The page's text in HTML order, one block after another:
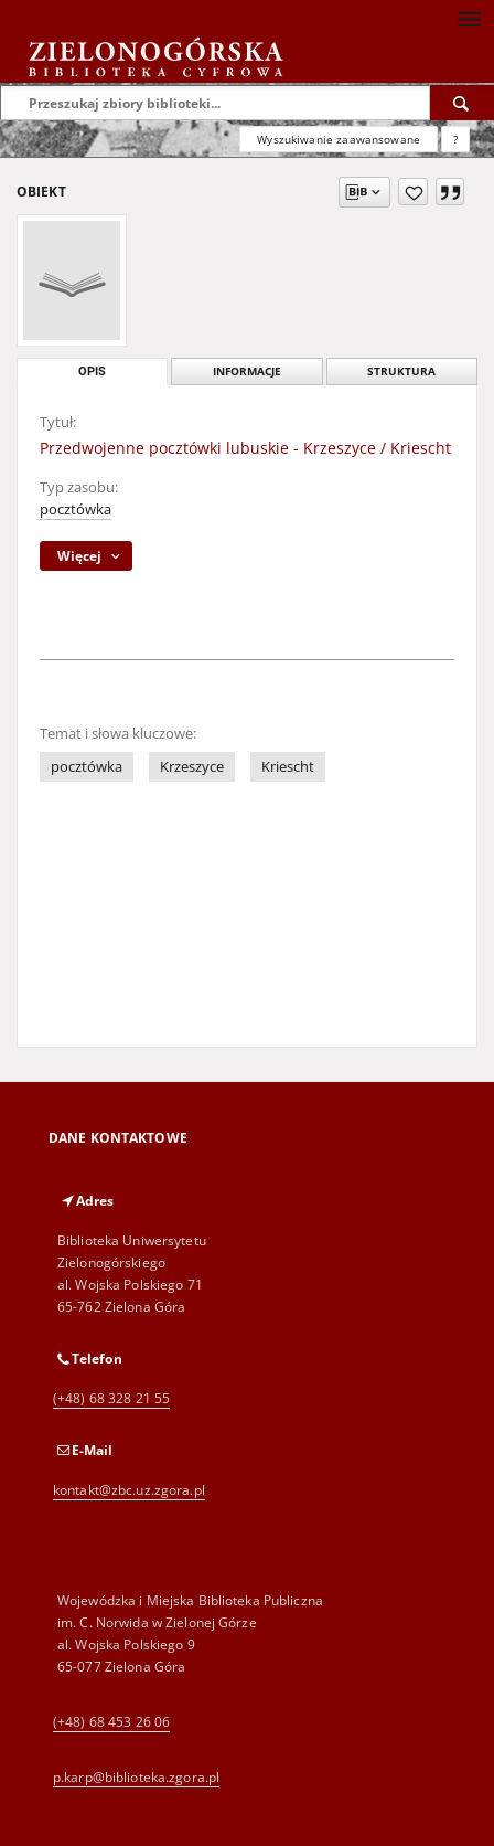
Wyszukiwanie zaawansowane ?
OBIEKT
OPIS INFORMACJE STRUKTURA
Tytuł:
Przedwojenne pocztówki lubuskie - Krzeszyce / Kriescht
Typ zasobu:
pocztówka
Więcej
Temat i słowa kluczowe:
pocztówka
Krzeszyce Kriescht
DANE KONTAKTOWE
Adres
Biblioteka Uniwersytetu
Zielonogórskiego
al. Wojska Polskiego 71
65-762 Zielona Góra
Telefon
(+48) 68 328 21 55
E-Mail
kontakt@zbc.uz.zgora.pl
Wojewódzka i Miejska Biblioteka Publiczna
im. C. Norwida w Zielonej Górze
al. Wojska Polskiego 9
65-077 Zielona Góra
(+48) 68 453 26 06
p.karp@biblioteka.zgora.pl